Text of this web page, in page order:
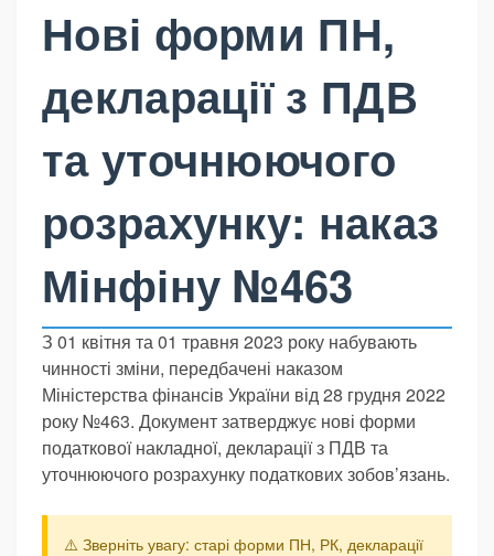
Нові форми ПН,
декларації з ПДВ
та уточнюючого
розрахунку: наказ
Мінфіну №463
З 01 квітня та 01 травня 2023 року набувають
чинності зміни, передбачені наказом
Міністерства фінансів України від 28 грудня 2022
року №463. Документ затверджує нові форми
податкової накладної, декларації з ПДВ та
уточнюючого розрахунку податкових зобов’язань.
⚠️ Зверніть увагу: старі форми ПН, РК, декларації